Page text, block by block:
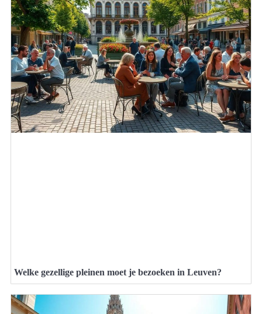
Welke gezellige pleinen moet je bezoeken in Leuven?